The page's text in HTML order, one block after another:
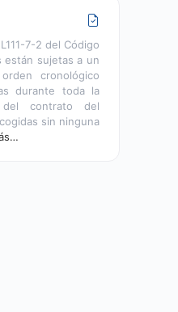
7-2 del Código
están sujetas a un
cronológico
durante toda la
contrato del
sin ninguna